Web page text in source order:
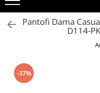
Derby
MonkStraps
Loafers
Ghete
Pantofi
Sandale
Pantofi Dama
D114-
-37%